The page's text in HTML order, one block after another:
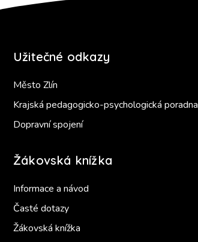
Užitečné odkazy
Město Zlín
Krajská pedagogicko-psychologická poradna
Dopravní spojení
Žákovská knížka
Informace a návod
Časté dotazy
Žákovská knížka